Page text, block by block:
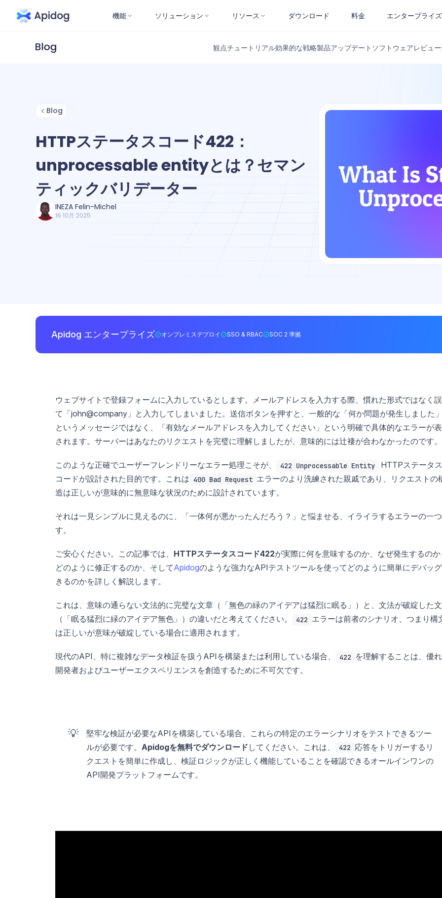
機能 ソリューション リソース ダウンロード 料金 エンタープライズ
観点チュートリアル効果的な戦略製品アップデート ソフトウェアレビュー
Blog
HTTPステータスコード422：
unprocessable entityとは？セマン
ティックバリデーター
INEZA Felin-Michel
16 10月 2025
Apidog エンタープライズ オンプレミスデプロイ SSO & RBAC SOC 2 準拠
ウェブサイトで登録フォームに入力しているとします。メールアドレスを入力する際、慣れた形式ではなく
て「john@company」と入力してしまいました。送信ボタンを押すと、一般的な「何か問題が発生しました
というメッセージではなく、「有効なメールアドレスを入力してください」という明確で具体的なエラーが
されます。サーバーはあなたのリクエストを完璧に理解しましたが、意味的には辻褄が合わなかったのです。
このような正確でユーザーフレンドリーなエラー処理こそが、 422 Unprocessable Entity
HTTPステータス
コードが設計された目的です。これは 400 Bad Request エラーのより洗練された親戚であり、リクエストの
造は正しいが意味的に無意味な状況のために設計されています。
それは一見シンプルに見えるのに、「一体何が悪かったんだろう？」と悩ませる、イライラするエラーの一
す。
ご安心ください。この記事では、 HTTPステータスコード422が実際に何を意味するのか、なぜ発生するの
どのように修正するのか、そしてApidogのような強力なAPIテストツールを使ってどのように簡単にデバッ
きるのかを詳しく解説します。
これは、意味の通らない文法的に完璧な文章（「無色の緑のアイデアは猛烈に眠る」）と、文法が破綻した
（「眠る猛烈に緑のアイデア無色」）の違いだと考えてください。
422 エラーは前者のシナリオ、つまり構
は正しいが意味が破綻している場合に適用されます。
現代のAPI、特に複雑なデータ検証を扱うAPIを構築または利用している場合、 422
を理解することは、優
開発者およびユーザーエクスペリエンスを創造するために不可欠です。
💡
堅牢な検証が必要なAPIを構築している場合、これらの特定のエラーシナリオをテストできるツー
ルが必要です。 Apidogを無料でダウンロード してください。これは、 422 応答をトリガーするリ
クエストを簡単に作成し、検証ロジックが正しく機能していることを確認できるオールインワンの
API開発プラットフォームです。